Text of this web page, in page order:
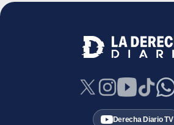
Derecha Diario TV